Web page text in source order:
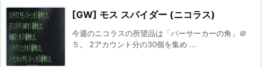
[GW] モス スパイダー (ニコラス)
今週のニコラスの所望品は「バーサーカーの角」＠
５。 2アカウント分の30個を集め ...